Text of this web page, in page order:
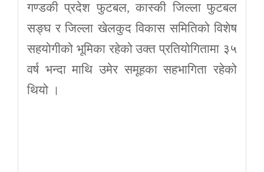
गण्डकी प्रदेश फुटबल, कास्की जिल्ला फुटबल
सङ्घ र जिल्ला खेलकुद विकास समितिको विशेष
सहयोगीको भूमिका रहेको उक्त प्रतियोगितामा ३५
वर्ष भन्दा माथि उमेर समूहका सहभागिता रहेको
थियो ।